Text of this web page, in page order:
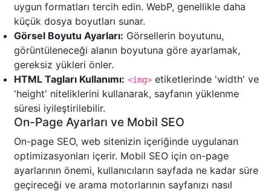
uygun formatları tercih edin. WebP, genellikle daha
küçük dosya boyutları sunar.
Görsel Boyutu Ayarları: Görsellerin boyutunu,
görüntüleneceği alanın boyutuna göre ayarlamak,
gereksiz yükleri önler.
HTML Tagları Kullanımı: <img> etiketlerinde 'width' ve
'height' niteliklerini kullanarak, sayfanın yüklenme
süresi iyileştirilebilir.
On-Page Ayarları ve Mobil SEO
On-page SEO, web sitenizin içeriğinde uygulanan
optimizasyonları içerir. Mobil SEO için on-page
ayarlarının önemi, kullanıcıların sayfada ne kadar süre
geçireceği ve arama motorlarının sayfanızı nasıl